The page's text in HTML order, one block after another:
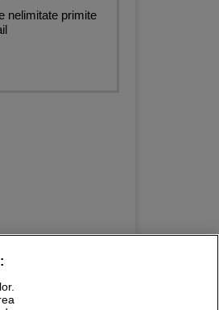
nelimitate primite